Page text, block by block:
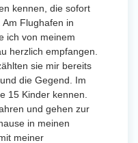
kennen, die sofort
Flughafen in
ich von meinem
herzlich empfangen.
sie mir bereits
die Gegend. Im
15 Kinder kennen.
und gehen zur
in meinen
meiner